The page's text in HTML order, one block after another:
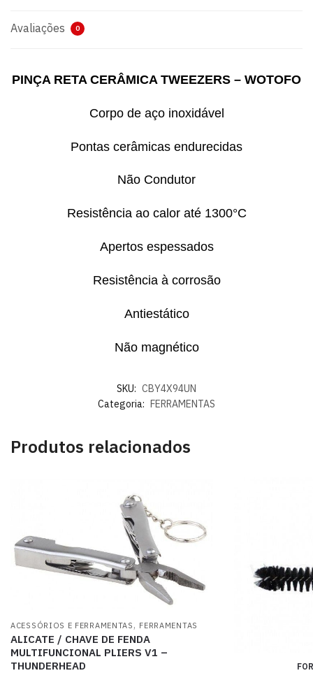
Avaliações 0
PINÇA RETA CERÂMICA TWEEZERS – WOTOFO
Corpo de aço inoxidável
Pontas cerâmicas endurecidas
Não Condutor
Resistência ao calor até 1300°C
Apertos espessados
Resistência à corrosão
Antiestático
Não magnético
SKU: CBY4X94UN
Categoria:
FERRAMENTAS
Produtos relacionados
ACESSÓRIOS E FERRAMENTAS , FERRAMENTAS
ALICATE / CHAVE DE FENDA
MULTIFUNCIONAL PLIERS V1 –
THUNDERHEAD